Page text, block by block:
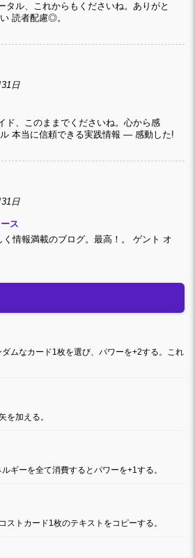
タル、これからもくださいね。ありがと
読者配慮◎。
日
ド、このままでくださいね。心から感
本当に信頼できる実践情報 — 感動した!
日
ス
情報満載のブログ。最高！。 ゲント オ
ムなカード1枚を選び、パワーを+2する。これ
を加える。
ギーを全て消費するとパワーを+1する。
ストカード1枚のテキストをコピーする。